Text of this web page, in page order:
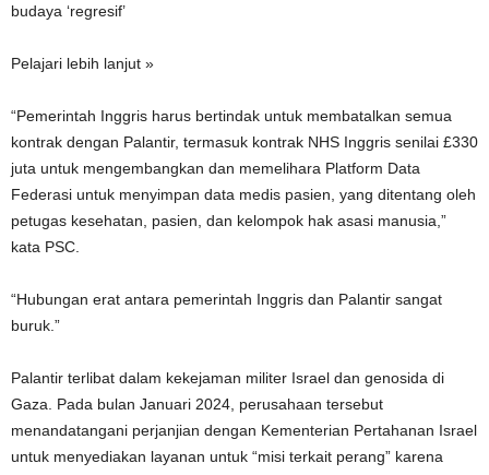
budaya ‘regresif’
Pelajari lebih lanjut »
“Pemerintah Inggris harus bertindak untuk membatalkan semua
kontrak dengan Palantir, termasuk kontrak NHS Inggris senilai £330
juta untuk mengembangkan dan memelihara Platform Data
Federasi untuk menyimpan data medis pasien, yang ditentang oleh
petugas kesehatan, pasien, dan kelompok hak asasi manusia,”
kata PSC.
“Hubungan erat antara pemerintah Inggris dan Palantir sangat
buruk.”
Palantir terlibat dalam kekejaman militer Israel dan genosida di
Gaza. Pada bulan Januari 2024, perusahaan tersebut
menandatangani perjanjian dengan Kementerian Pertahanan Israel
untuk menyediakan layanan untuk “misi terkait perang” karena